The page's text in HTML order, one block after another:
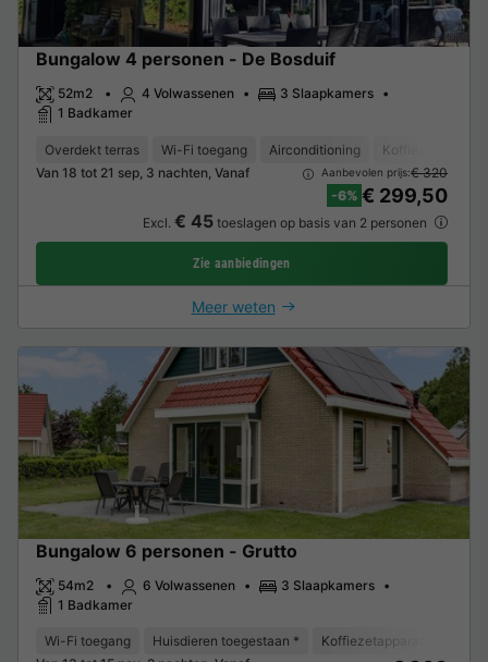
Bungalow 4 personen - De Bosduif
52m2 4 Volwassenen
3 Slaapkamers
1 Badkamer
Overdekt terras Wi-Fi toegang Airconditioning
Van 18 tot 21 sep, 3 nachten, Vanaf
Aanbevolen prijs:€ 320
-6% € 299,50
Excl. € 45toeslagen op basis van 2 personen
Zie aanbiedingen
Meer weten
Bungalow 6 personen - Grutto
54m2 6 Volwassenen
3 Slaapkamers
1 Badkamer
Wi-Fi toegang Huisdieren toegestaan * Koffiezetapparaat